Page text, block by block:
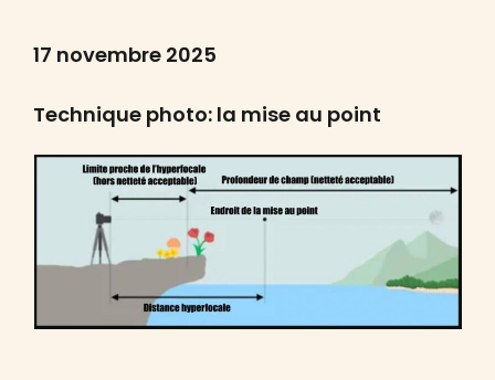
17 novembre 2025
Technique photo: la mise au point